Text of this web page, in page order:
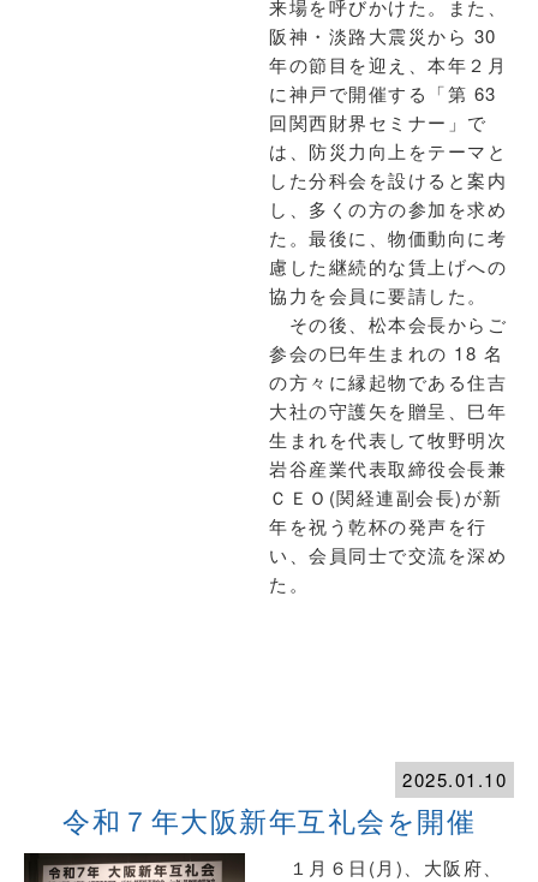
来場を呼びかけた。また、
阪神・淡路大震災から 30
年の節目を迎え、本年２月
に神戸で開催する「第 63
回関西財界セミナー」で
は、防災力向上をテーマと
した分科会を設けると案内
し、多くの方の参加を求め
た。最後に、物価動向に考
慮した継続的な賃上げへの
協力を会員に要請した。
その後、松本会長からご
参会の巳年生まれの 18 名
の方々に縁起物である住吉
大社の守護矢を贈呈、巳年
生まれを代表して牧野明次
岩谷産業代表取締役会長兼
ＣＥＯ(関経連副会長)が新
年を祝う乾杯の発声を行
い、会員同士で交流を深め
た。
2025.01.10
令和７年大阪新年互礼会を開催
１月６日(月)、大阪府、